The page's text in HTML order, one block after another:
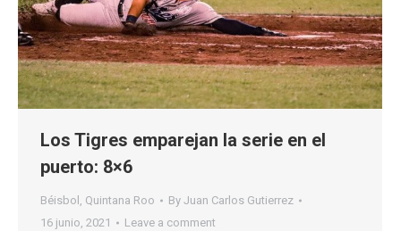
Los Tigres emparejan la serie en el
puerto: 8×6
Béisbol , Quintana Roo By Juan Carlos Gutierrez
16 junio, 2021
Leave a comment